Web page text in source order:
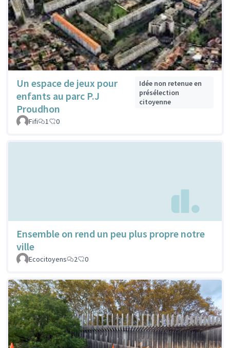
Un espace de jeux pour
enfants au parc P.J
Proudhon
Idée non retenue en
présélection
citoyenne
Fifi 1 0
Ensemble on rend un peu plus propre notre
ville
Ecocitoyens 2 0